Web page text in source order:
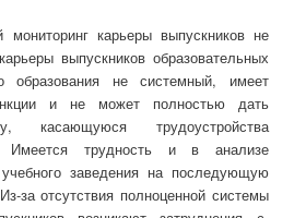
карьеры выпускников не
выпускников образовательных
образования не системный, имеет
и не может полностью дать
касающуюся трудоустройства
Имеется трудность и в анализе
заведения на последующую
за отсутствия полноценной системы